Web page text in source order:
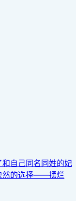
自己同名同姓的妃
然的选择——摆烂